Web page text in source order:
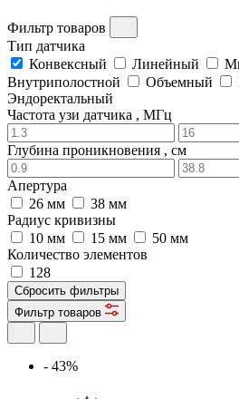
Фильтр товаров
Тип датчика
Конвексный
Линейный
Внутриполостной
Объемный
Эндоректальный
Частота узи датчика , МГц
Глубина проникновения , см
Апертура
26 мм
38 мм
Радиус кривизны
10 мм
15 мм
50 мм
Количество элементов
128
Сбросить фильтры
Фильтр товаров
- 43%